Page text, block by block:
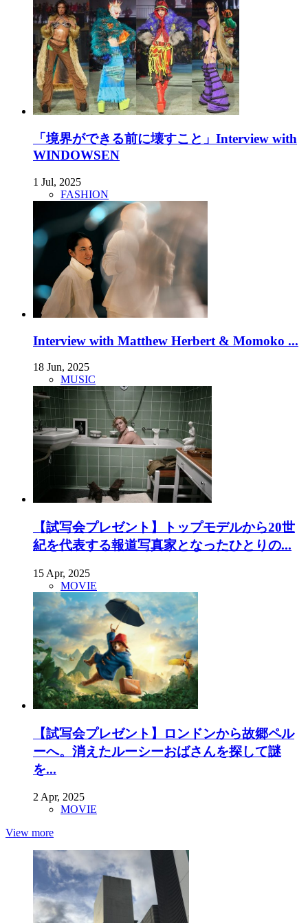
「境界ができる前に壊すこと」Interview with
WINDOWSEN
1 Jul, 2025
FASHION
Interview with Matthew Herbert & Momoko ...
18 Jun, 2025
MUSIC
【試写会プレゼント】トップモデルから20世
紀を代表する報道写真家となったひとりの...
15 Apr, 2025
MOVIE
【試写会プレゼント】ロンドンから故郷ペル
ーへ。消えたルーシーおばさんを探して謎
を...
2 Apr, 2025
MOVIE
View more